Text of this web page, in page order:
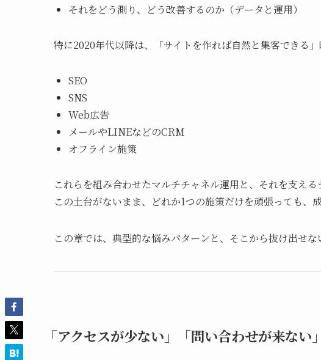
それをどう測り、どう改善するのか（データと運用）
特に2020年代以降は、「サイトを作れば自然と集客できる」
SEO
SNS
Web広告
メールやLINEなどのCRM
オフライン施策
これらを組み合わせたマルチチャネル運用と、それを支え
この土台がないまま、どれか1つの施策だけを頑張っても、
この章では、典型的な悩みパターンと、そこから抜け出せな
「アクセスが少ない」「問い合わせが来な